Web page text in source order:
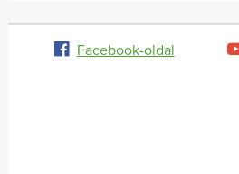
Facebook-oldal